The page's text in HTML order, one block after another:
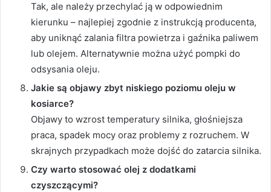
Tak, ale należy przechylać ją w odpowiednim
kierunku – najlepiej zgodnie z instrukcją producenta,
aby uniknąć zalania filtra powietrza i gaźnika paliwem
lub olejem. Alternatywnie można użyć pompki do
odsysania oleju.
Jakie są objawy zbyt niskiego poziomu oleju w
kosiarce?
Objawy to wzrost temperatury silnika, głośniejsza
praca, spadek mocy oraz problemy z rozruchem. W
skrajnych przypadkach może dojść do zatarcia silnika.
Czy warto stosować olej z dodatkami
czyszczącymi?